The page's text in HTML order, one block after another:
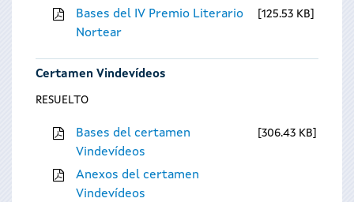
Bases del IV Premio Literario
Nortear
125.53 KB
Certamen Vindevídeos
RESUELTO
Bases del certamen
Vindevídeos
306.43 KB
Anexos del certamen
Vindevídeos